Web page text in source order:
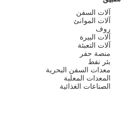
آلات السفن
آلات الموانئ
روف
آلات البيرة
آلات التعبئة
منصة حفر
بئر نفط
معدات السفن البحرية
المعدات المعلبة
الصناعات الغذائية